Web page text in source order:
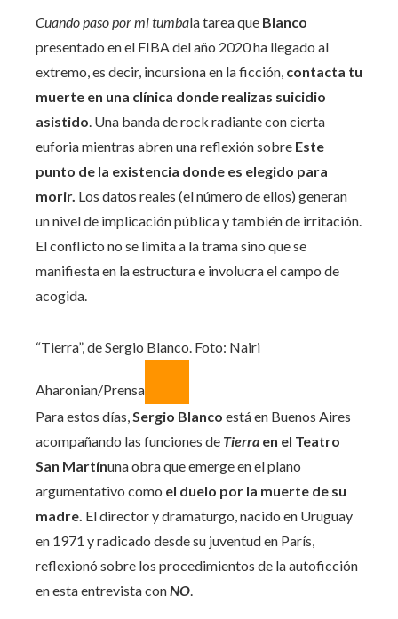
Cuando paso por mi tumbala tarea que Blanco
presentado en el FIBA ​​​​del año 2020 ha llegado al
extremo, es decir, incursiona en la ficción, contacta tu
muerte en una clínica donde realizas suicidio
asistido. Una banda de rock radiante con cierta
euforia mientras abren una reflexión sobre Este
punto de la existencia donde es elegido para
morir. Los datos reales (el número de ellos) generan
un nivel de implicación pública y también de irritación.
El conflicto no se limita a la trama sino que se
manifiesta en la estructura e involucra el campo de
acogida.
“Tierra”, de Sergio Blanco. Foto: Nairi
Aharonian/Prensa
Para estos días,Sergio Blanco está en Buenos Aires
acompañando las funciones de Tierra en el Teatro
San Martínuna obra que emerge en el plano
argumentativo como el duelo por la muerte de su
madre. El director y dramaturgo, nacido en Uruguay
en 1971 y radicado desde su juventud en París,
reflexionó sobre los procedimientos de la autoficción
en esta entrevista conNO.